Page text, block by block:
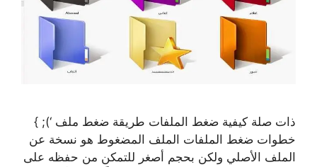
ذات صلة كيفية ضغط الملفات طريقة ضغط ملف ‘); }
خطوات ضغط الملفات الملف المضغوط هو نسخة عن
الملف الأصلي ولكن بحجم أصغر للتمكن من حفظه على